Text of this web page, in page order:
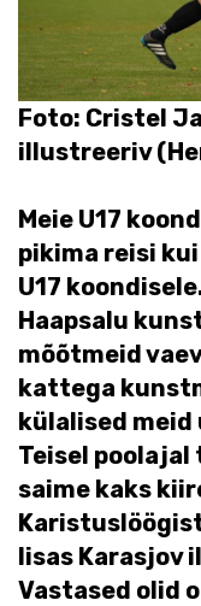
Foto: Cristel
illustreeriv
Meie U17
pikima reisi
U17
Haapsalu
mõõtmeid
kattega
külalised
Teisel
saime kaks
lisas Karasjov
Vastased olid